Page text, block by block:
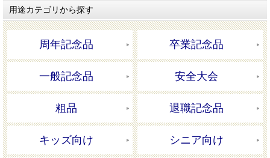
用途カテゴリから探す
周年記念品 卒業記念品
一般記念品 安全大会
粗品 退職記念品
キッズ向け シニア向け